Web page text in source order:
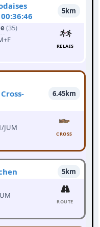
5km
(35)
RELAIS
6.45km
JUM
CROSS
5km
ROUTE